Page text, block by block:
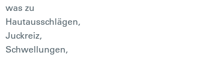
was zu
Hautausschlägen,
Juckreiz,
Schwellungen,